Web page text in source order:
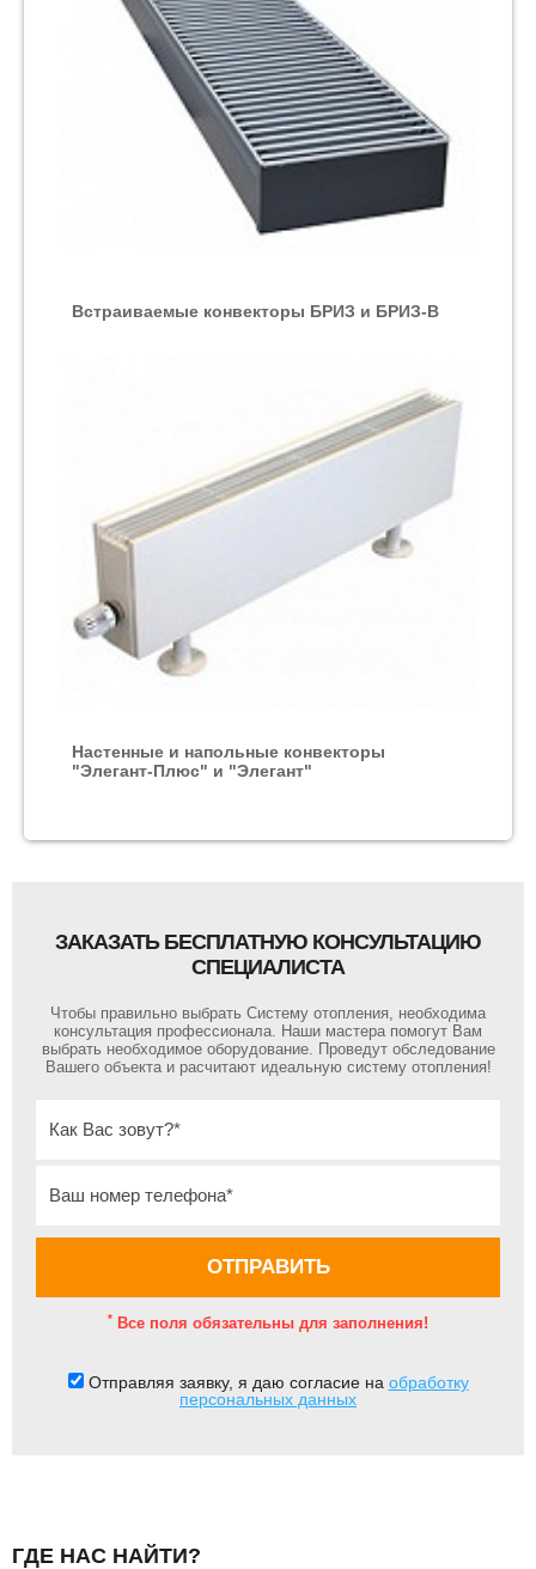
Встраиваемые конвекторы БРИЗ и БРИЗ-В
Настенные и напольные конвекторы
"Элегант-Плюс" и "Элегант"
ЗАКАЗАТЬ БЕСПЛАТНУЮ КОНСУЛЬТАЦИЮ
СПЕЦИАЛИСТА
Чтобы правильно выбрать Систему отопления, необходима
консультация профессионала. Наши мастера помогут Вам
выбрать необходимое оборудование. Проведут обследование
Вашего объекта и расчитают идеальную систему отопления!
* Все поля обязательны для заполнения!
Отправляя заявку, я даю согласие на обработку
персональных данных
ГДЕ НАС НАЙТИ?